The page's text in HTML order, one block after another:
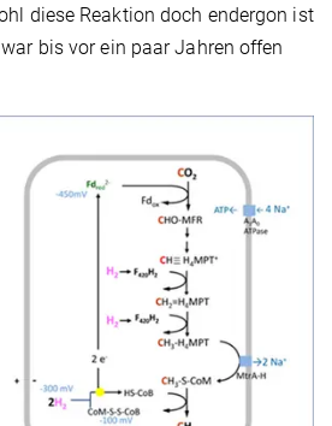
diese Reaktion doch endergon ist
war bis vor ein paar Jahren offen